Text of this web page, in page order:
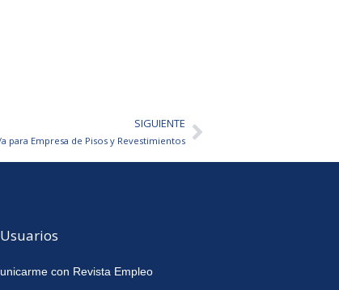
SIGUIENTE
para Empresa de Pisos y RevestimientosSiguiente
con Revista Empleo